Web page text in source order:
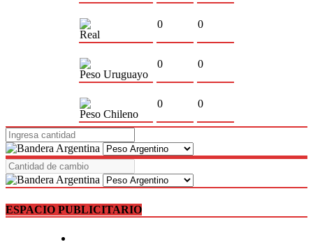
Real
0 0
Peso Uruguayo
0 0
Peso Chileno
0 0
ESPACIO PUBLICITARIO